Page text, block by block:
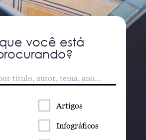
você está
Artigos
Infográficos